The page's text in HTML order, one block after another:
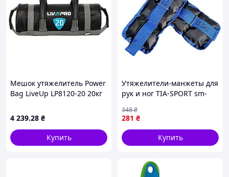
Мешок утяжелитель Power
Bag LiveUp LP8120-20 20кг
кроссфита и
функционального
тренинга
4 239.28 ₴
Купить
Утяжелители-манжеты для
рук и ног TIA-SPORT sm-
281 ₴
348₴
Купить